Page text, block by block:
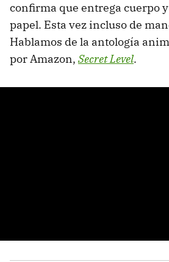
confirma que entrega cuerpo
papel. Esta vez incluso de
Hablamos de la antología
por Amazon, Secret Level.